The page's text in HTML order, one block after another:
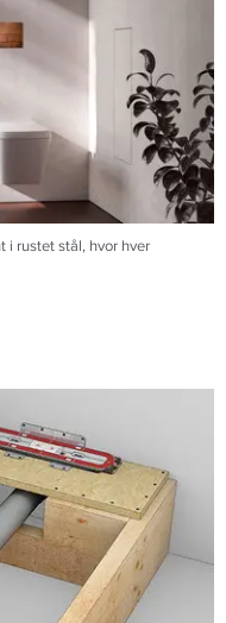
i rustet stål, hvor hver